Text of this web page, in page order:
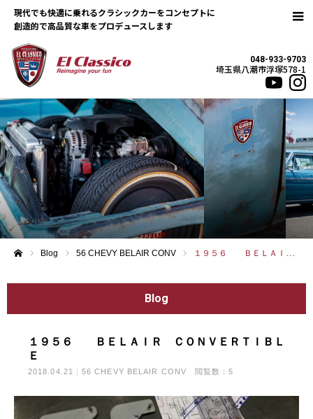
現代でも快適に乗れるクラシックカーをコンセプトに
048-933-9703
埼玉県八潮市浮塚578-1
Blog 56 CHEVY BELAIR CONV １９５６ ＢＥＬＡＩＲ ＣＯＮＶＥＲＴＩＢＬＥ
Blog
１９５６ ＢＥＬＡＩＲ ＣＯＮＶＥＲＴＩＢＬ
Ｅ
2018.04.21 56 CHEVY BELAIR CONV 閲覧数：5